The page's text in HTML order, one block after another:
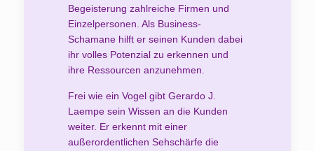
Begeisterung zahlreiche Firmen und
Einzelpersonen. Als Business-
Schamane hilft er seinen Kunden dabei
ihr volles Potenzial zu erkennen und
ihre Ressourcen anzunehmen.
Frei wie ein Vogel gibt Gerardo J.
Laempe sein Wissen an die Kunden
weiter. Er erkennt mit einer
außerordentlichen Sehschärfe die